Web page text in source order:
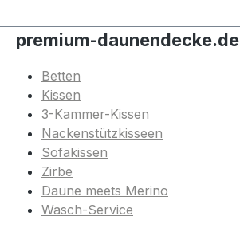
premium-daunendecke.de
Betten
Kissen
3-Kammer-Kissen
Nackenstützkisseen
Sofakissen
Zirbe
Daune meets Merino
Wasch-Service